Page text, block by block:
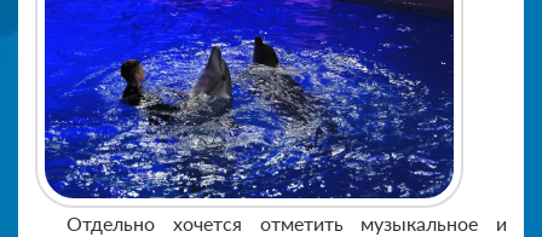
Отдельно хочется отметить музыкальное и